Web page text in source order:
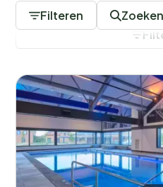
Filteren Zoeken
Filters opslaan